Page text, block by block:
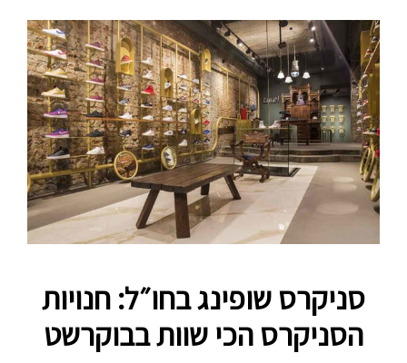
סניקרס שופינג בחו״ל: חנויות
הסניקרס הכי שוות בבוקרשט